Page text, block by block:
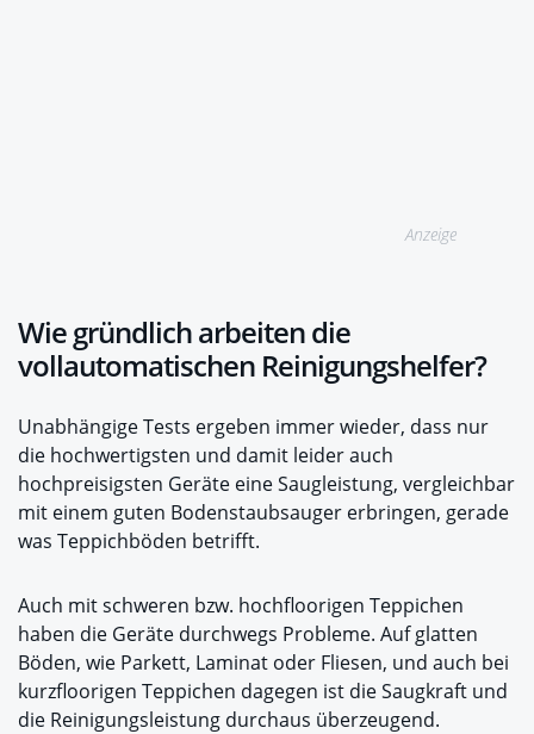
Anzeige
Wie gründlich arbeiten die
vollautomatischen Reinigungshelfer?
Unabhängige Tests ergeben immer wieder, dass nur
die hochwertigsten und damit leider auch
hochpreisigsten Geräte eine Saugleistung, vergleichbar
mit einem guten Bodenstaubsauger erbringen, gerade
was Teppichböden betrifft.
Auch mit schweren bzw. hochfloorigen Teppichen
haben die Geräte durchwegs Probleme. Auf glatten
Böden, wie Parkett, Laminat oder Fliesen, und auch bei
kurzfloorigen Teppichen dagegen ist die Saugkraft und
die Reinigungsleistung durchaus überzeugend.